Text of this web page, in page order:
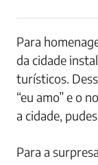
Para
da cidade
turísticos.
“eu amo” e o
a cidade,
Para a